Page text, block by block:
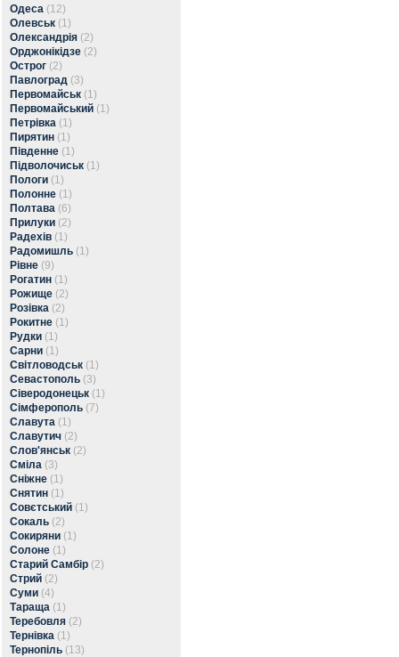
Одеса (12)
Олевськ (1)
Олександрія (2)
Орджонікідзе (2)
Острог (2)
Павлоград (3)
Первомайськ (1)
Первомайський (1)
Петрівка (1)
Пирятин (1)
Південне (1)
Підволочиськ (1)
Пологи (1)
Полонне (1)
Полтава (6)
Прилуки (2)
Радехів (1)
Радомишль (1)
Рівне (9)
Рогатин (1)
Рожище (2)
Розівка (2)
Рокитне (1)
Рудки (1)
Сарни (1)
Світловодськ (1)
Севастополь (3)
Сіверодонецьк (1)
Сімферополь (7)
Славута (1)
Славутич (2)
Слов'янськ (2)
Сміла (3)
Сніжне (1)
Снятин (1)
Совєтський (1)
Сокаль (2)
Сокиряни (1)
Солоне (1)
Старий Самбір (2)
Стрий (2)
Суми (4)
Тараща (1)
Теребовля (2)
Тернівка (1)
Тернопіль (13)